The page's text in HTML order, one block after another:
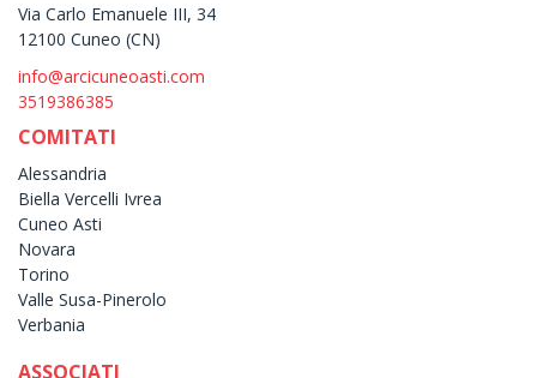
Via Carlo Emanuele III, 34
12100 Cuneo (CN)
info@arcicuneoasti.com
3519386385
COMITATI
Alessandria
Biella Vercelli Ivrea
Cuneo Asti
Novara
Torino
Valle Susa-Pinerolo
Verbania
ASSOCIATI